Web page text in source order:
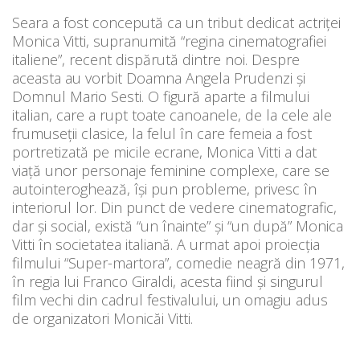
Seara a fost concepută ca un tribut dedicat actriței
Monica Vitti, supranumită “regina cinematografiei
italiene”, recent dispărută dintre noi. Despre
aceasta au vorbit Doamna Angela Prudenzi și
Domnul Mario Sesti. O figură aparte a filmului
italian, care a rupt toate canoanele, de la cele ale
frumuseții clasice, la felul în care femeia a fost
portretizată pe micile ecrane, Monica Vitti a dat
viață unor personaje feminine complexe, care se
autointeroghează, își pun probleme, privesc în
interiorul lor. Din punct de vedere cinematografic,
dar și social, există “un înainte” și “un după” Monica
Vitti în societatea italiană. A urmat apoi proiecția
filmului “Super-martora”, comedie neagră din 1971,
în regia lui Franco Giraldi, acesta fiind și singurul
film vechi din cadrul festivalului, un omagiu adus
de organizatori Monicăi Vitti.